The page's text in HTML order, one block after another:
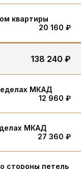
квартиры
20 160 ₽
138 240 ₽
МКАД
12 960 ₽
МКАД
27 360 ₽
стороны петель